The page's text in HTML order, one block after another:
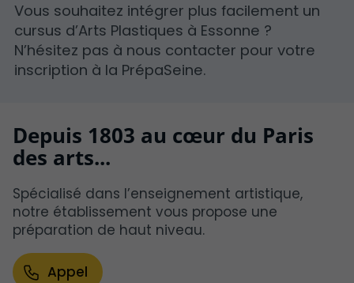
Vous souhaitez intégrer plus facilement un
cursus d’Arts Plastiques à Essonne ?
N’hésitez pas à nous contacter pour votre
inscription à la PrépaSeine.
Depuis 1803 au cœur du Paris
des arts...
Spécialisé dans l’enseignement artistique,
notre établissement vous propose une
préparation de haut niveau.
Appel